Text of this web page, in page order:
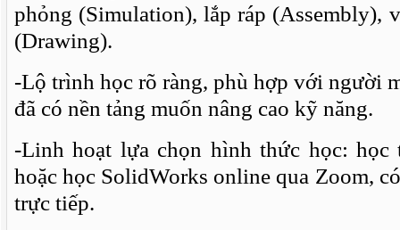
phỏng (Simulation), lắp ráp (Assembly),
(Drawing).
-Lộ trình học rõ ràng, phù hợp với người
đã có nền tảng muốn nâng cao kỹ năng.
-Linh hoạt lựa chọn hình thức học: học
hoặc học SolidWorks online qua Zoom,
trực tiếp.